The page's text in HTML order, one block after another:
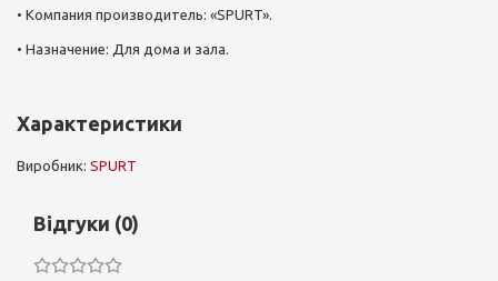
• Компания производитель: «SPURT».
• Назначение: Для дома и зала.
Характеристики
Виробник: SPURT
Відгуки (0)